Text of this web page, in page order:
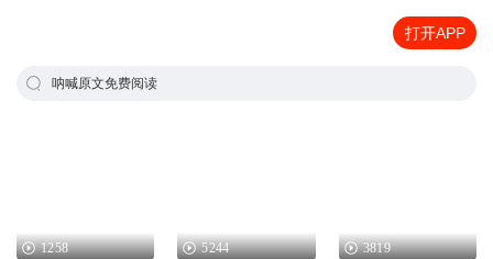
打开APP
呐喊原文免费阅读
1258 5244 3819